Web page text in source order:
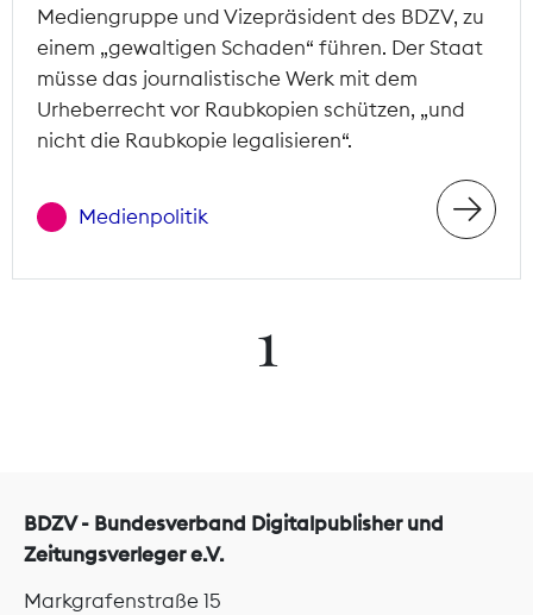
Mediengruppe und Vizepräsident des BDZV, zu
einem „gewaltigen Schaden“ führen. Der Staat
müsse das journalistische Werk mit dem
Urheberrecht vor Raubkopien schützen, „und
nicht die Raubkopie legalisieren“.
Medienpolitik
1
BDZV - Bundesverband Digitalpublisher und
Zeitungsverleger e.V.
Markgrafenstraße 15